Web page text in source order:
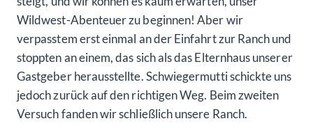
Wildwest-Abenteuer zu beginnen! Aber wir
verpasstem erst einmal an der Einfahrt zur Ranch und
stoppten an einem, das sich als das Elternhaus unserer
Gastgeber herausstellte. Schwiegermutti schickte uns
jedoch zurück auf den richtigen Weg. Beim zweiten
Versuch fanden wir schließlich unsere Ranch.